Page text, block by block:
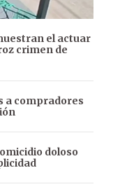
el actuar
crimen de
a compradores
doloso